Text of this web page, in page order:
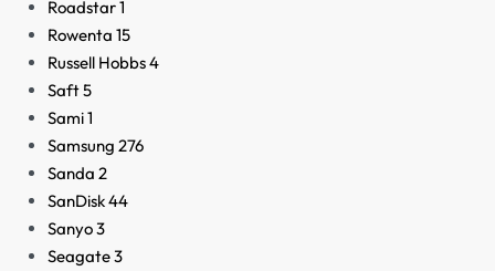
Roadstar1
Rowenta 15
Russell Hobbs4
Saft5
Sami1
Samsung 276
Sanda 2
SanDisk44
Sanyo3
Seagate3